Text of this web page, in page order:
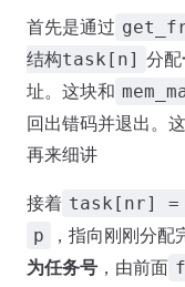
首先是通过
结构task[n] 分配
址。这块和
回出错码并退出。
再来细讲
接着 task[nr] =
p ，指向刚刚分配
为任务号 ，由前面